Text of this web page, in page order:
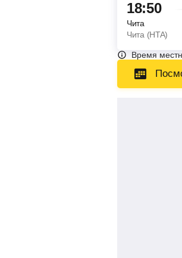
18:50
Чита
Чита (HTA)
Время